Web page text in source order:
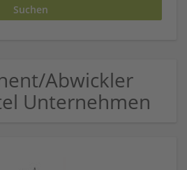
Abwickler
Unternehmen